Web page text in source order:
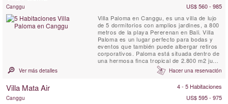
Canggu
US$ 560 - 985
Villa Paloma en Canggu, es una villa de lujo
de 5 dormitorios con amplios jardines, a 800
metros de la playa Pererenan en Bali. Villa
Paloma es un lugar perfecto para bodas y
eventos que también puede albergar retiros
corporativos. Paloma está situada dentro de
una hermosa finca tropical de 2.800 m2 junto
a la ribera y los arrozales.
Ver más detalles Hacer una reservación
Villa Mata Air 4 - 5 Habitaciones
Canggu
US$ 595 - 975